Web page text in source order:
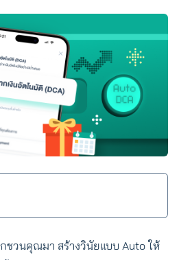
ชวนคุณมา สร้างวินัยแบบ Auto ให้